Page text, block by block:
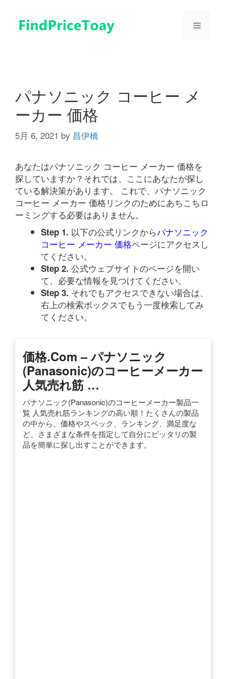
メ
パナソニック コーヒー メ
ーカー 価格
5月 6, 2021 by 昌伊橋
あなたはパナソニック コーヒー メーカー 価格を
探していますか？それでは、ここにあなたが探し
ている解決策があります。 これで、パナソニック
コーヒー メーカー 価格リンクのためにあちこちロ
ーミングする必要はありません。
Step 1. 以下の公式リンクからパナソニック
コーヒー メーカー 価格ページにアクセスし
てください。
Step 2. 公式ウェブサイトのページを開い
て、必要な情報を見つけてください。
Step 3. それでもアクセスできない場合は、
右上の検索ボックスでもう一度検索してみ
てください。
価格.com – パナソニック
(Panasonic)のコーヒーメーカー
人気売れ筋 …
パナソニック(Panasonic)のコーヒーメーカー製品一
覧 人気売れ筋ランキングの高い順！たくさんの製品
の中から、価格やスペック、ランキング、満足度な
ど、さまざまな条件を指定して自分にピッタリの製
品を簡単に探し出すことができます。